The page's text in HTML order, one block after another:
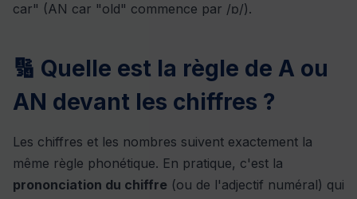
car" (AN car "old" commence par /ɒ/).
🔢 Quelle est la règle de A ou
AN devant les chiffres ?
Les chiffres et les nombres suivent exactement la
même règle phonétique. En pratique, c'est la
prononciation du chiffre (ou de l'adjectif numéral) qui